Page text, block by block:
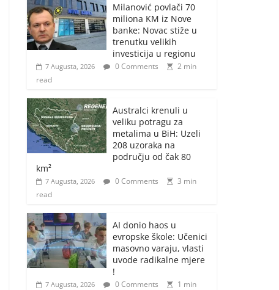
Milanović povlači 70
miliona KM iz Nove
banke: Novac stiže u
trenutku velikih
investicija u regionu
7 Augusta, 2026 0 Comments
2 min
read
Australci krenuli u
veliku potragu za
metalima u BiH: Uzeli
208 uzoraka na
području od čak 80
km²
7 Augusta, 2026 0 Comments
3 min
read
AI donio haos u
evropske škole: Učenici
masovno varaju, vlasti
uvode radikalne mjere
!
7 Augusta, 2026 0 Comments
1 min